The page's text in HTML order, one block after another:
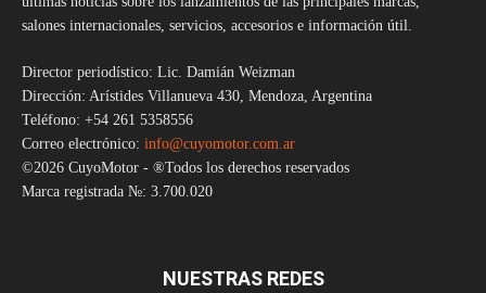
salones internacionales, servicios, accesorios e información útil.
Director periodístico: Lic. Damián Weizman
Dirección: Arístides Villanueva 430, Mendoza, Argentina
Teléfono: +54 261 5358556
Correo electrónico: info@cuyomotor.com.ar
©2026 CuyoMotor - ®Todos los derechos reservados
Marca registrada №: 3.700.020
NUESTRAS REDES